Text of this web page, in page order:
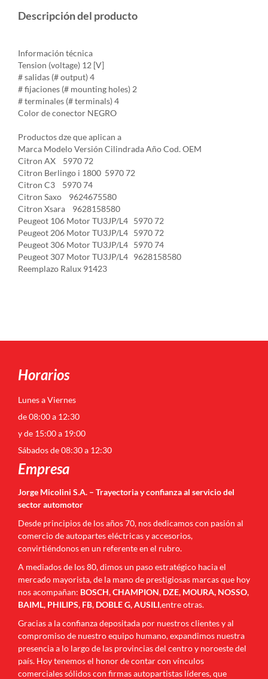
Descripción del producto
Información técnica
Tension (voltage) 12 [V]
# salidas (# output) 4
# fijaciones (# mounting holes) 2
# terminales (# terminals) 4
Color de conector NEGRO
Productos dze que aplican a
Marca Modelo Versión Cilindrada Año Cod. OEM
Citron AX 5970 72
Citron Berlingo i 1800 5970 72
Citron C3 5970 74
Citron Saxo 9624675580
Citron Xsara 9628158580
Peugeot 106 Motor TU3JP/L4 5970 72
Peugeot 206 Motor TU3JP/L4 5970 72
Peugeot 306 Motor TU3JP/L4 5970 74
Peugeot 307 Motor TU3JP/L4 9628158580
Reemplazo Ralux 91423
Horarios
Lunes a Viernes
de 08:00 a 12:30
y de 15:00 a 19:00
Sábados de 08:30 a 12:30
Empresa
Jorge Micolini S.A. – Trayectoria y confianza al servicio del
sector automotor
Desde principios de los años 70, nos dedicamos con pasión al
comercio de autopartes eléctricas y accesorios,
convirtiéndonos en un referente en el rubro.
A mediados de los 80, dimos un paso estratégico hacia el
mercado mayorista, de la mano de prestigiosas marcas que hoy
nos acompañan: BOSCH, CHAMPION, DZE, MOURA, NOSSO,
BAIML, PHILIPS, FB, DOBLE G, AUSILI,entre otras.
Gracias a la confianza depositada por nuestros clientes y al
compromiso de nuestro equipo humano, expandimos nuestra
presencia a lo largo de las provincias del centro y noroeste del
país. Hoy tenemos el honor de contar con vínculos
comerciales sólidos con firmas autopartistas líderes, que